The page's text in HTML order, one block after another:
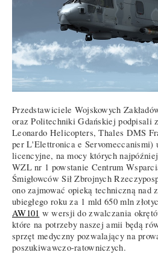
Przedstawiciele Wojskowych
oraz Politechniki Gdańskiej podpisali
Leonardo Helicopters, Thales DMS
per L'Elettronica e Servomeccanismi)
licencyjne, na mocy których
WZL nr 1 powstanie Centrum
Śmigłowców Sił Zbrojnych
ono zajmować opieką techniczną nad
ubiegłego roku za 1 mld 650 mln
AW101 w wersji do zwalczania
które na potrzeby naszej amii będą
sprzęt medyczny pozwalający na
poszukiwawczo-ratowniczych.